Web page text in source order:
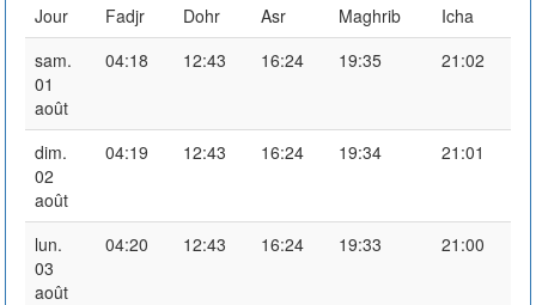
Jour Fadjr Dohr Asr Maghrib
Icha
sam.
01
août
04:18 12:43 16:24 19:35 21:02
dim.
02
août
04:19 12:43 16:24 19:34 21:01
lun.
03
août
04:20 12:43 16:24 19:33 21:00